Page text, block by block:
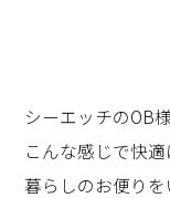
シーエッチのOB
こんな感じで快
暮らしのお便りを